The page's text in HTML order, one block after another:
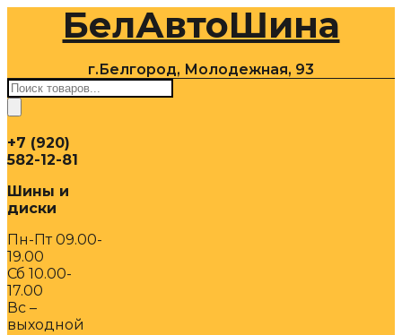
содержимомуБелАвтоШина
г.Белгород, Молодежная, 93
Поиск
товаров
+7 (920)
582-12-81
Шины и
диски
Пн-Пт 09.00-
19.00
Сб 10.00-
17.00
Вс –
выходной